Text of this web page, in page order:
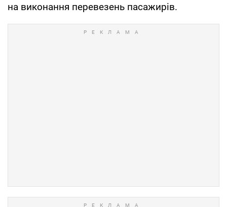
на виконання перевезень пасажирів.